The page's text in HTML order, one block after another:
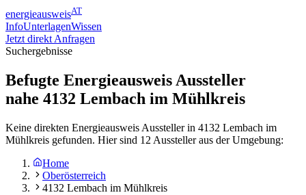
energieausweisAT
InfoUnterlagenWissen
Jetzt direkt Anfragen
Suchergebnisse
Befugte Energieausweis Aussteller
nahe 4132 Lembach im Mühlkreis
Keine direkten Energieausweis Aussteller in 4132 Lembach im
Mühlkreis gefunden. Hier sind 12 Aussteller aus der Umgebung:
Home
Oberösterreich
4132 Lembach im Mühlkreis